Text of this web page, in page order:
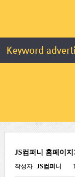
Keyword
JS컴퍼니 홈페이
작성자 JS컴퍼니